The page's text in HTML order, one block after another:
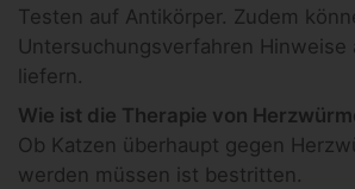
Testen auf Antikörper. Zudem
Untersuchungsverfahren Hinweise
liefern.
Wie ist die Therapie von
Ob Katzen überhaupt gegen
werden müssen ist bestritten.